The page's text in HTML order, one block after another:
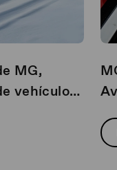
MG,
vehículos